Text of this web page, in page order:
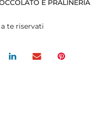
E PRALINERIA
te riservati